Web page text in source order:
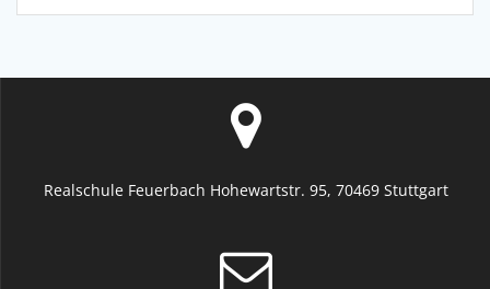
Realschule Feuerbach Hohewartstr. 95, 70469 Stuttgart